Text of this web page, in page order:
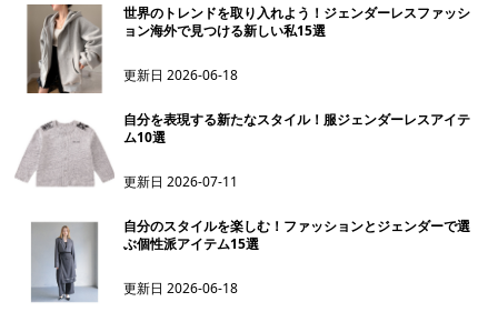
世界のトレンドを取り入れよう！ジェンダーレスファッシ
ョン海外で見つける新しい私15選
更新日2026-06-18
自分を表現する新たなスタイル！服ジェンダーレスアイテ
ム10選
更新日2026-07-11
自分のスタイルを楽しむ！ファッションとジェンダーで選
ぶ個性派アイテム15選
更新日2026-06-18